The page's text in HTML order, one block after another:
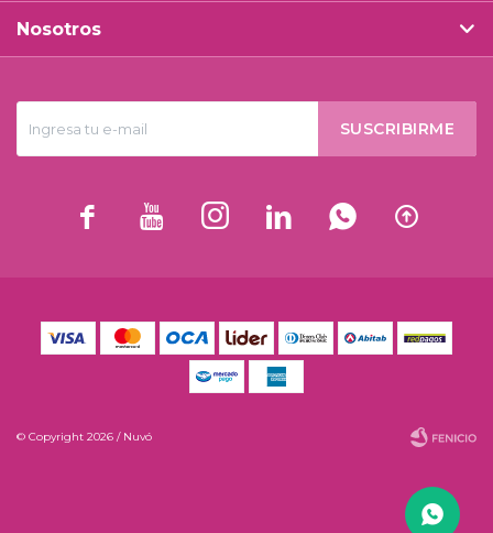
SUSCRIBIRME
     
Nosotros
© Copyright 2026 / Nuvó